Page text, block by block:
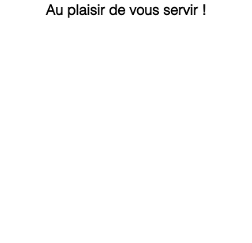
Au plaisir de vous servir !